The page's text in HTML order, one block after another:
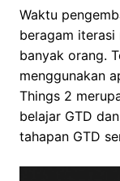
Waktu
beragam
banyak orang.
menggunakan
Things 2
belajar GTD
tahapan GTD